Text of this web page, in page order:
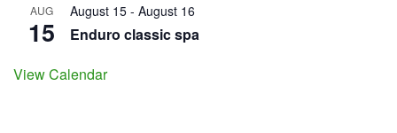
AUG
15
August 15 - August 16
Enduro classic spa
View Calendar